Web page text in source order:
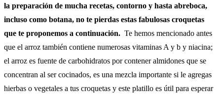
la preparación de mucha recetas, contorno y hasta abreboca,
incluso como botana, no te pierdas estas fabulosas croquetas
que te proponemos a continuación. Te hemos mencionado antes
que el arroz también contiene numerosas vitaminas A y b y niacina;
el arroz es fuente de carbohidratos por contener almidones que se
concentran al ser cocinados, es una mezcla importante si le agregas
hierbas o vegetales a tus croquetas y este platillo es útil para esperar